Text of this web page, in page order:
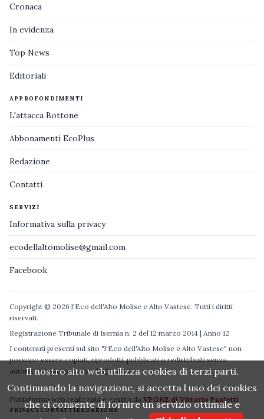
Cronaca
In evidenza
Top News
Editoriali
APPROFONDIMENTI
L'attacca Bottone
Abbonamenti EcoPlus
Redazione
Contatti
SERVIZI
Informativa sulla privacy
ecodellaltomolise@gmail.com
Facebook
Copyright © 2026 l'Eco dell'Alto Molise e Alto Vastese. Tutti i diritti
riservati.
Registrazione Tribunale di Isernia n. 2 del 12 marzo 2014 | Anno 12
I contenuti presenti sul sito "l'Eco dell'Alto Molise e Alto Vastese" non
possono essere copiati, riprodotti, pubblicati o redistribuiti senza
autorizzazione espressa degli autori.
Piattaforma web realizzata e gestita da VPONE di Vittorio Paoletti
PRIVACYCONTATTIREDAZIONE
Il nostro sito web utilizza cookies di terzi parti.
Continuando la navigazione, si accetta l uso dei cookies
che ci consente di fornire un servizio ottimale e